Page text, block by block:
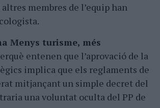
membres de l’equip han
Menys turisme, més
entenen que l’aprovació de la
implica que els reglaments de
mitjançant un simple decret del
una voluntat oculta del PP de